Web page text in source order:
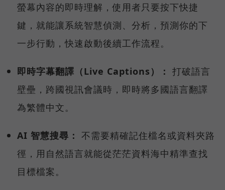
螢幕內容的即時理解，使用者只要按下快捷
鍵，就能讓系統智慧偵測、分析，預測你的下
一步行動，快速啟動後續工作流程。
即時字幕翻譯（Live Captions）： 打破語言
壁壘，跨國視訊會議時，即時將多國語言翻譯
為繁體中文。
AI 智慧搜尋： 不需要精確記住檔名或資料夾路
徑，用自然語言就能從茫茫資料海中精準查找
目標檔案。